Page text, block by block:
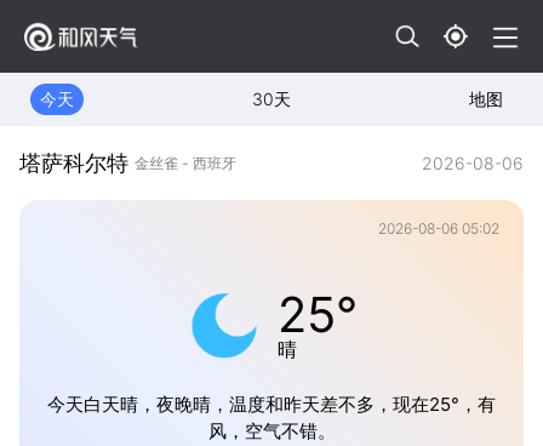
今天 30天 地图
塔萨科尔特 金丝雀 - 西班牙 2026-08-06
2026-08-06 05:02
25°
晴
今天白天晴，夜晚晴，温度和昨天差不多，现在25°，有
风，空气不错。